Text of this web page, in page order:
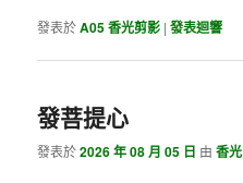
發表於A05 香光剪影 |發表迴響
發菩提心
發表於2026 年 08 月 05 日 由香光